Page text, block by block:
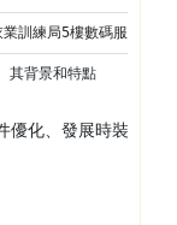
訓練局5樓數碼服裝中心
其背景和特點
優化、發展時裝服務